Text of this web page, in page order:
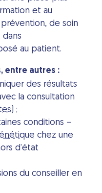
et au
de soin
au patient.
entre autres :
des résultats
la consultation
) ;
conditions –
chez une
d’état
du conseiller en